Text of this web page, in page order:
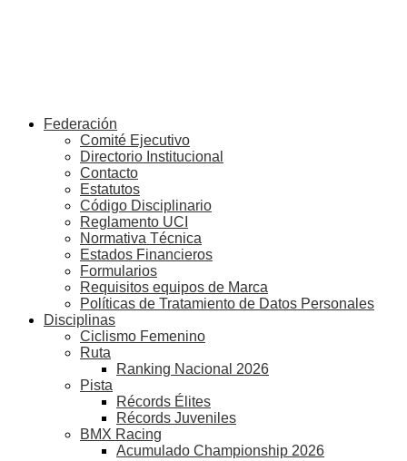
Federación
Comité Ejecutivo
Directorio Institucional
Contacto
Estatutos
Código Disciplinario
Reglamento UCI
Normativa Técnica
Estados Financieros
Formularios
Requisitos equipos de Marca
Políticas de Tratamiento de Datos Personales
Disciplinas
Ciclismo Femenino
Ruta
Ranking Nacional 2026
Pista
Récords Élites
Récords Juveniles
BMX Racing
Acumulado Championship 2026